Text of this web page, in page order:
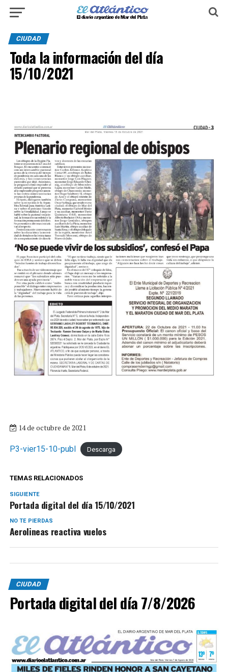
CIUDAD
Toda la información del día
15/10/2021
14 de octubre de 2021
P3-vier15-10-publ Descarga
TEMAS RELACIONADOS
SIGUIENTE
Portada digital del día 15/10/2021
NO TE PIERDAS
Aerolineas reactiva vuelos
CIUDAD
Portada digital del día 7/8/2026